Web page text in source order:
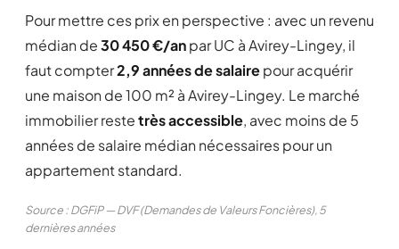
Pour mettre ces prix en perspective : avec un revenu
médian de30 450 €/anpar UC à Avirey-Lingey, il
faut compter2,9 années de salairepour acquérir
une maison de 100 m² à Avirey-Lingey. Le marché
immobilier restetrès accessible, avec moins de 5
années de salaire médian nécessaires pour un
appartement standard.
Source : DGFiP — DVF (Demandes de Valeurs Foncières), 5
dernières années